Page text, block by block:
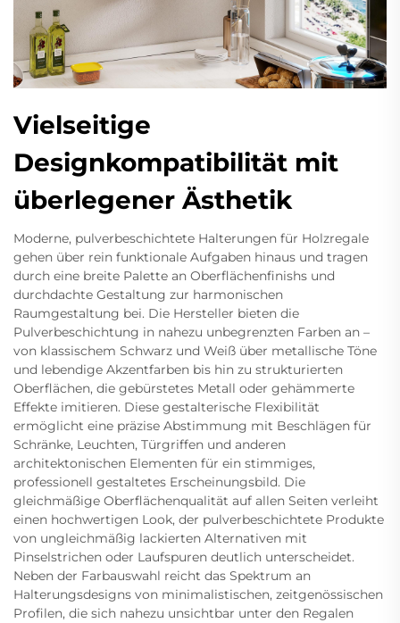
Vielseitige
Designkompatibilität mit
überlegener Ästhetik
Moderne, pulverbeschichtete Halterungen für Holzregale
gehen über rein funktionale Aufgaben hinaus und tragen
durch eine breite Palette an Oberflächenfinishs und
durchdachte Gestaltung zur harmonischen
Raumgestaltung bei. Die Hersteller bieten die
Pulverbeschichtung in nahezu unbegrenzten Farben an –
von klassischem Schwarz und Weiß über metallische Töne
und lebendige Akzentfarben bis hin zu strukturierten
Oberflächen, die gebürstetes Metall oder gehämmerte
Effekte imitieren. Diese gestalterische Flexibilität
ermöglicht eine präzise Abstimmung mit Beschlägen für
Schränke, Leuchten, Türgriffen und anderen
architektonischen Elementen für ein stimmiges,
professionell gestaltetes Erscheinungsbild. Die
gleichmäßige Oberflächenqualität auf allen Seiten verleiht
einen hochwertigen Look, der pulverbeschichtete Produkte
von ungleichmäßig lackierten Alternativen mit
Pinselstrichen oder Laufspuren deutlich unterscheidet.
Neben der Farbauswahl reicht das Spektrum an
Halterungsdesigns von minimalistischen, zeitgenössischen
Profilen, die sich nahezu unsichtbar unter den Regalen